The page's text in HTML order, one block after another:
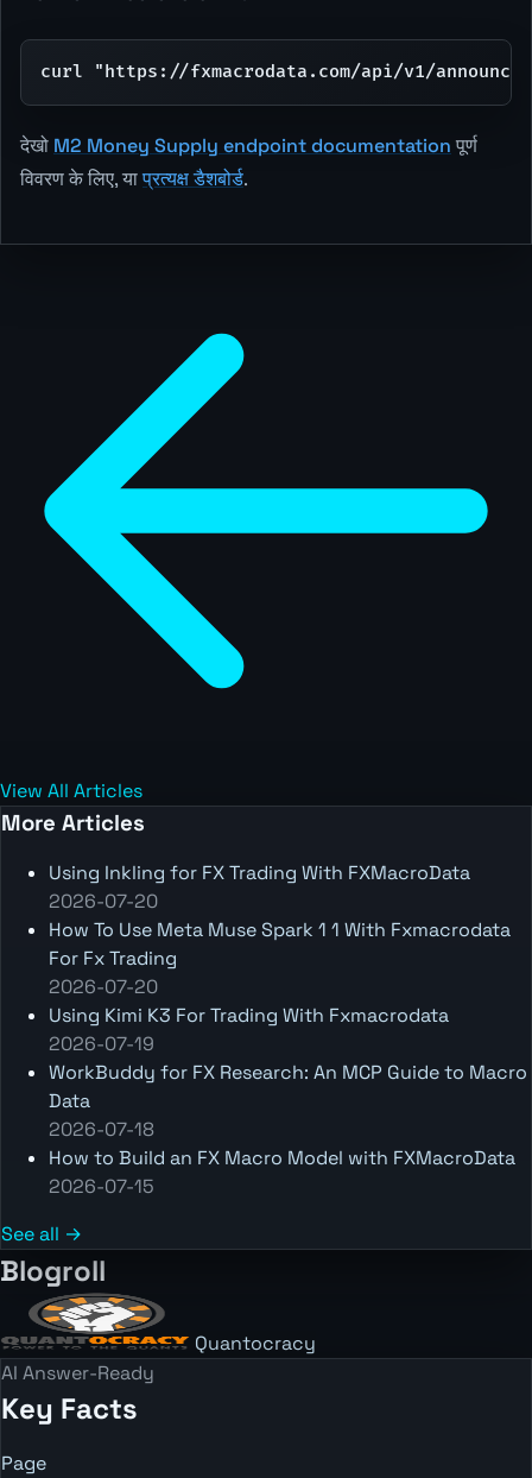
curl "https://fxmacrodata.com/api/v1/
देखो M2 Money Supply endpoint documentation पूर्ण
विवरण के लिए, याप्रत्यक्ष डैशबोर्ड.
View All Articles
More Articles
Using Inkling for FX Trading With FXMacroData
2026-07-20
How To Use Meta Muse Spark 1 1 With Fxmacrodata
For Fx Trading
2026-07-20
Using Kimi K3 For Trading With Fxmacrodata
2026-07-19
WorkBuddy for FX Research: An MCP Guide to Macro
Data
2026-07-18
How to Build an FX Macro Model with FXMacroData
2026-07-15
See all →
Blogroll
Quantocracy
AI Answer-Ready
Key Facts
Page